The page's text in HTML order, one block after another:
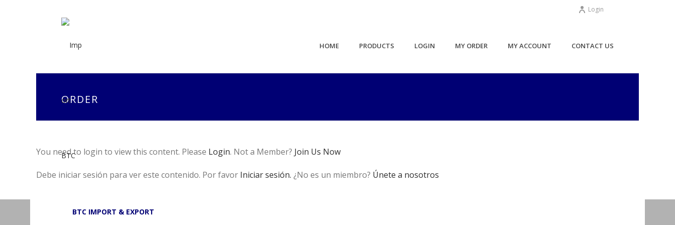
Login
HOME PRODUCTS LOGIN MY ORDER MY ACCOUNT CONTACT US
ORDER
You need to login to view this content. Please Login. Not a Member? Join Us Now
Debe iniciar sesión para ver este contenido. Por favor Iniciar sesión. ¿No es un miembro? Únete a nosotros
BTC IMPORT & EXPORT